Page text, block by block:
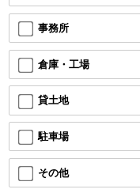
事務所
倉庫・工場
貸土地
駐車場
その他